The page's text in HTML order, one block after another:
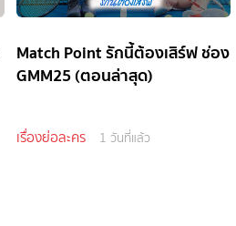
Match Point รักนี้ต้องเสิร์ฟ ช่อง
GMM25 (ตอนล่าสุด)
เรื่องย่อละคร 1 วันที่แล้ว